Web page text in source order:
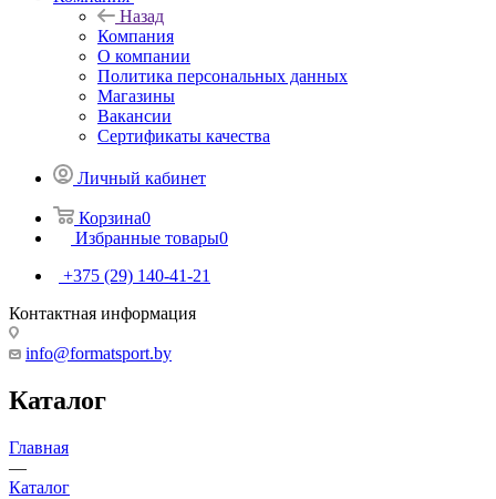
Назад
Компания
О компании
Политика персональных данных
Магазины
Вакансии
Сертификаты качества
Личный кабинет
Корзина0
Избранные товары0
+375 (29) 140-41-21
Контактная информация
info@formatsport.by
Каталог
Главная
—
Каталог